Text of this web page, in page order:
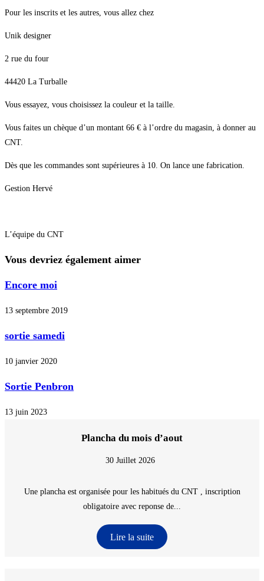
Pour les inscrits et les autres, vous allez chez
Unik designer
2 rue du four
44420 La Turballe
Vous essayez, vous choisissez la couleur et la taille.
Vous faites un chèque d’un montant 66 € à l’ordre du magasin, à donner au
CNT.
Dès que les commandes sont supérieures à 10. On lance une fabrication.
Gestion Hervé
L’équipe du CNT
Vous devriez également aimer
Encore moi
13 septembre 2019
sortie samedi
10 janvier 2020
Sortie Penbron
13 juin 2023
Plancha du mois d’aout
30 Juillet 2026
Une plancha est organisée pour les habitués du CNT , inscription
obligatoire avec reponse de...
Lire la suite